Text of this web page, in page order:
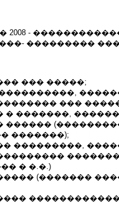
2008 -
���������
��� �����;
���
� �������,
������
�������);
���������,
� �.�.)
(�������